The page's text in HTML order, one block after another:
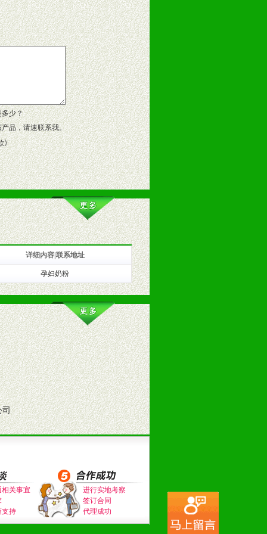
作手册、专柜咨询手册等各种市
。
趋势与流行。
养建康知识。为经销商、分销商
多少？
品，请速联系我。
》
详细内容|联系地址
孕妇奶粉
司
关事宜
支持
进行实地考察
签订合同
代理成功